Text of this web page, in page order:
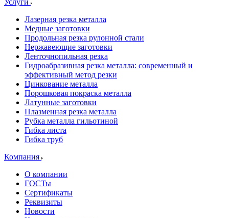
Услуги
Лазерная резка металла
Медные заготовки
Продольная резка рулонной стали
Нержавеющие заготовки
Ленточнопильная резка
Гидроабразивная резка металла: современный и
эффективный метод резки
Цинкование металла
Порошковая покраска металла
Латунные заготовки
Плазменная резка металла
Рубка металла гильотиной
Гибка листа
Гибка труб
Компания
О компании
ГОСТы
Сертификаты
Реквизиты
Новости